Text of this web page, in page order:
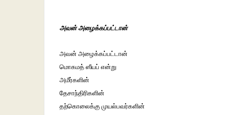
அவன் அழைக்கப்பட்டான்
அவன் அழைக்கப்பட்டான்
மொகமத் ஸீயப் என்று
அமீர்களின்
தேசாந்திரிகளின்
தற்கொலைக்கு முயல்பவர்களின்